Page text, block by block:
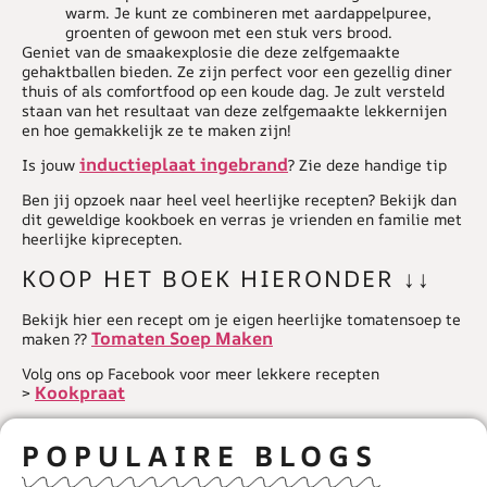
warm. Je kunt ze combineren met aardappelpuree,
groenten of gewoon met een stuk vers brood.
Geniet van de smaakexplosie die deze zelfgemaakte
gehaktballen bieden. Ze zijn perfect voor een gezellig diner
thuis of als comfortfood op een koude dag. Je zult versteld
staan van het resultaat van deze zelfgemaakte lekkernijen
en hoe gemakkelijk ze te maken zijn!
Is jouw inductieplaat ingebrand? Zie deze handige tip
Ben jij opzoek naar heel veel heerlijke recepten? Bekijk dan
dit geweldige kookboek en verras je vrienden en familie met
heerlijke kiprecepten.
KOOP HET BOEK HIERONDER ↓↓
Bekijk hier een recept om je eigen heerlijke tomatensoep te
maken ?? Tomaten Soep Maken
Volg ons op Facebook voor meer lekkere recepten
> Kookpraat
POPULAIRE BLOGS